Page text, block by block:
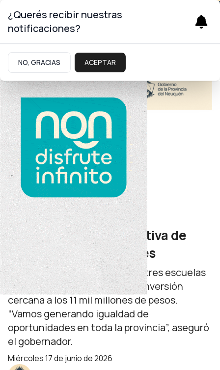
Educación
Inversión educativa
Figueroa multiplicó la
infraestructura educativa de
San Martín de los Andes
En dos años y medio inauguró tres escuelas
y avanza con otras cuatro. La inversión
cercana a los 11 mil millones de pesos.
“Vamos generando igualdad de
oportunidades en toda la provincia”, aseguró
el gobernador.
miércoles 17 de junio de 2026
¿Querés recibir nuestras
notificaciones?
NO, GRACIAS ACEPTAR